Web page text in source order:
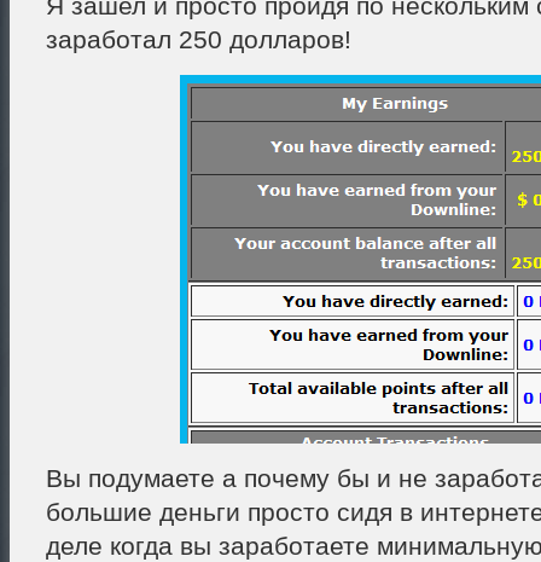
Я зашел и просто пройдя по нескольким
заработал 250 долларов!
Вы подумаете а почему бы и не
большие деньги просто сидя в
деле когда вы заработаете